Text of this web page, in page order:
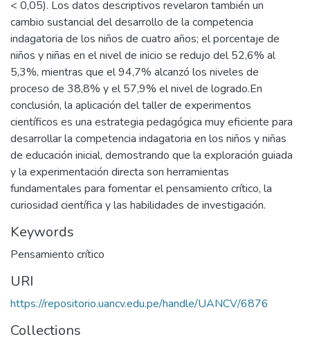
< 0,05). Los datos descriptivos revelaron también un
cambio sustancial del desarrollo de la competencia
indagatoria de los niños de cuatro años; el porcentaje de
niños y niñas en el nivel de inicio se redujo del 52,6% al
5,3%, mientras que el 94,7% alcanzó los niveles de
proceso de 38,8% y el 57,9% el nivel de logrado.En
conclusión, la aplicación del taller de experimentos
científicos es una estrategia pedagógica muy eficiente para
desarrollar la competencia indagatoria en los niños y niñas
de educación inicial, demostrando que la exploración guiada
y la experimentación directa son herramientas
fundamentales para fomentar el pensamiento crítico, la
curiosidad científica y las habilidades de investigación.
Keywords
Pensamiento crítico
URI
https://repositorio.uancv.edu.pe/handle/UANCV/6876
Collections